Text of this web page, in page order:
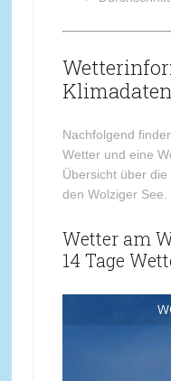
Nachfolgend
Wetter und eine
Übersicht über
den Wolziger See.
Wetter am
14 Tage